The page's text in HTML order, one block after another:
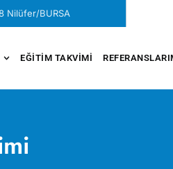
Nilüfer/BURSA
EĞITIM TAKVIMI